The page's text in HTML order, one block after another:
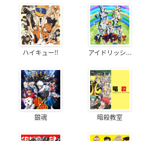
ハイキュー!! アイドリッシ...
銀魂 暗殺教室